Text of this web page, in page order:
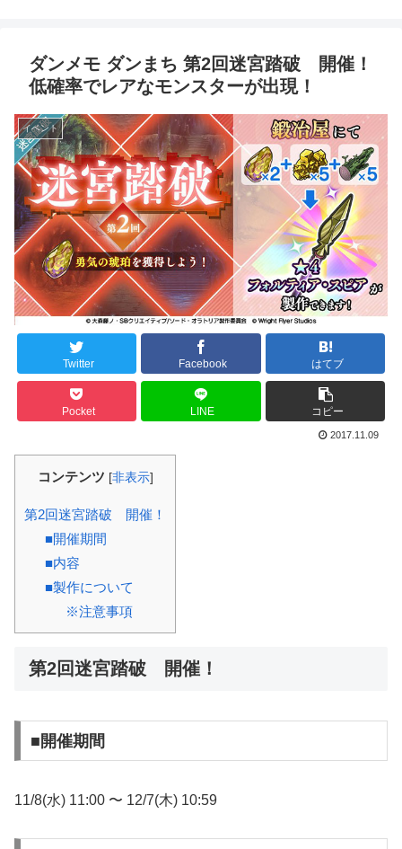
ダンメモ ダンまち 第2回迷宮踏破 開催！
低確率でレアなモンスターが出現！
イベント
Twitter Facebook はてブ
Pocket LINE コピー
2017.11.09
コンテンツ [非表示]
第2回迷宮踏破 開催！
■開催期間
■内容
■製作について
※注意事項
第2回迷宮踏破 開催！
■開催期間
11/8(水) 11:00 〜 12/7(木) 10:59